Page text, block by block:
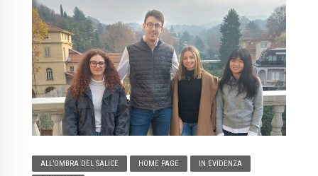
ALL’OMBRA DEL SALICE HOME PAGE IN EVIDENZA